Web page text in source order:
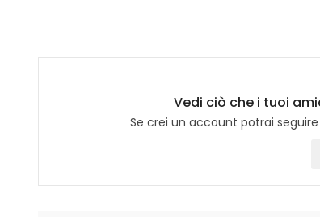
Vedi ciò che i tuoi
Se crei un account potrai